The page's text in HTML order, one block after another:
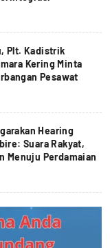
Plt. Kadistrik
Kering Minta
Pesawat
Hearing
Suara Rakyat,
Menuju Perdamaian